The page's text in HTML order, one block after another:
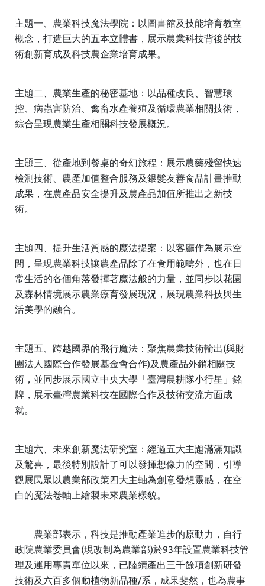
主題一、農業科技魔法學院：以圖書館及技能培育教室
概念，打造巨大的五本立體書，展示農業科技背後的技
術創新育成及科技農企業培育成果。
主題二、農業生產的秘密基地：以品種改良、智慧環
控、病蟲害防治、禽畜水產養殖及循環農業相關技術，
綜合呈現農業生產相關科技發展概況。
主題三、從產地到餐桌的奇幻旅程：展示農藥殘留快速
檢測技術、農產加值整合服務及銀髮友善食品計畫推動
成果，在農產品安全提升及農產品加值所推出之新技
術。
主題四、提升生活質感的魔法提案：以客廳作為展示空
間，呈現農業科技讓農產品除了在食用範疇外，也在日
常生活的各個角落發揮著魔法般的力量，並同步以花園
及森林情境展示農業療育發展現況，展現農業科技與生
活美學的融合。
主題五、跨越國界的飛行魔法：聚焦農業技術輸出(與財
團法人國際合作發展基金會合作)及農產品外銷相關技
術，並同步展示國立中央大學「臺灣農耕隊小行星」銘
牌，展示臺灣農業科技在國際合作及技術交流方面成
就。
主題六、未來創新魔法研究室：經過五大主題滿滿知識
及驚喜，最後特別設計了可以發揮想像力的空間，引導
觀展民眾以農業部政策四大主軸為創意發想靈感，在空
白的魔法卷軸上繪製未來農業樣貌。
農業部表示，科技是推動產業進步的原動力，自行
政院農業委員會(現改制為農業部)於93年設置農業科技管
理及運用專責單位以來，已陸續產出三千餘項創新研發
技術及六百多個動植物新品種/系，成果斐然，也為農事